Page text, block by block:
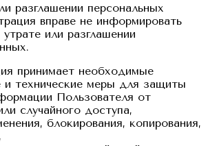
разглашении персональных
вправе не информировать
или разглашении
принимает необходимые
и технические меры для защиты
Пользователя от
случайного доступа,
блокирования, копирования,